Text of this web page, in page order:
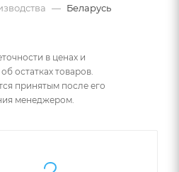
— Беларусь
в ценах и
остатках товаров.
принятым после его
менеджером.